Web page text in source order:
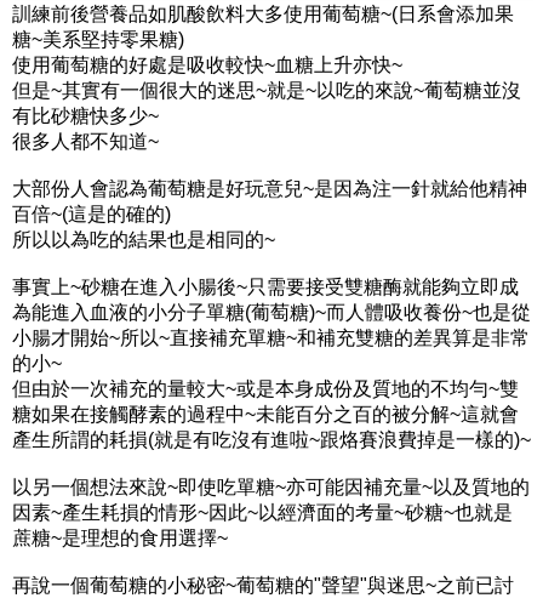
訓練前後營養品如肌酸飲料大多使用葡萄糖~(日系會添加果
糖~美系堅持零果糖)
使用葡萄糖的好處是吸收較快~血糖上升亦快~
但是~其實有一個很大的迷思~就是~以吃的來說~葡萄糖並沒
有比砂糖快多少~
很多人都不知道~
大部份人會認為葡萄糖是好玩意兒~是因為注一針就給他精神
百倍~(這是的確的)
所以以為吃的結果也是相同的~
事實上~砂糖在進入小腸後~只需要接受雙糖酶就能夠立即成
為能進入血液的小分子單糖(葡萄糖)~而人體吸收養份~也是從
小腸才開始~所以~直接補充單糖~和補充雙糖的差異算是非常
的小~
但由於一次補充的量較大~或是本身成份及質地的不均勻~雙
糖如果在接觸酵素的過程中~未能百分之百的被分解~這就會
產生所謂的耗損(就是有吃沒有進啦~跟烙賽浪費掉是一樣的)~
以另一個想法來說~即使吃單糖~亦可能因補充量~以及質地的
因素~產生耗損的情形~因此~以經濟面的考量~砂糖~也就是
蔗糖~是理想的食用選擇~
再說一個葡萄糖的小秘密~葡萄糖的"聲望"與迷思~之前已討